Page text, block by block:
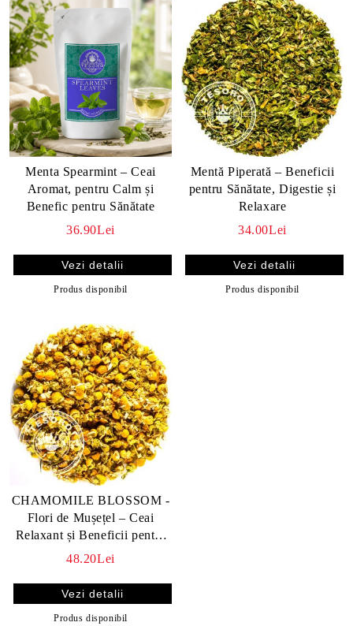
Menta Spearmint – Ceai
Aromat, pentru Calm și
Benefic pentru Sănătate
36.90Lei
Vezi detalii
Produs disponibil
Mentă Piperată – Beneficii
pentru Sănătate, Digestie și
Relaxare
34.00Lei
Vezi detalii
Produs disponibil
CHAMOMILE BLOSSOM -
Flori de Mușețel – Ceai
Relaxant și Beneficii pentru
Sănătate
48.20Lei
Vezi detalii
Produs disponibil